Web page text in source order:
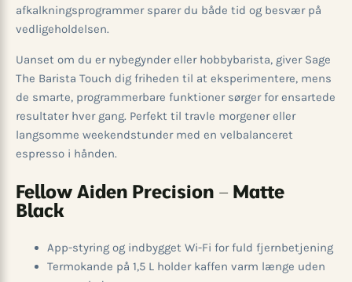
afkalkningsprogrammer sparer du både tid og besvær på
vedligeholdelsen.
Uanset om du er nybegynder eller hobbybarista, giver Sage
The Barista Touch dig friheden til at eksperimentere, mens
de smarte, programmerbare funktioner sørger for ensartede
resultater hver gang. Perfekt til travle morgener eller
langsomme weekendstunder med en velbalanceret
espresso i hånden.
Fellow Aiden Precision – Matte
Black
App-styring og indbygget Wi-Fi for fuld fjernbetjening
Termokande på 1,5 L holder kaffen varm længe uden